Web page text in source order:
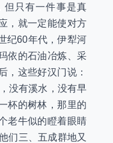
但只有一件事是真
，就一定能使对方
纪60年代，伊犁河
依的石油冶炼、采
，这些好汉门说：
没有溪水，没有早
杯的树林，那里的
老牛似的瞪着眼睛
们三、五成群地又